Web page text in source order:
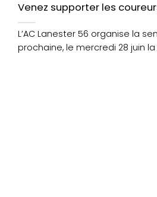
Venez supporter les
L’AC Lanester 56 organise la
prochaine, le mercredi 28 juin la